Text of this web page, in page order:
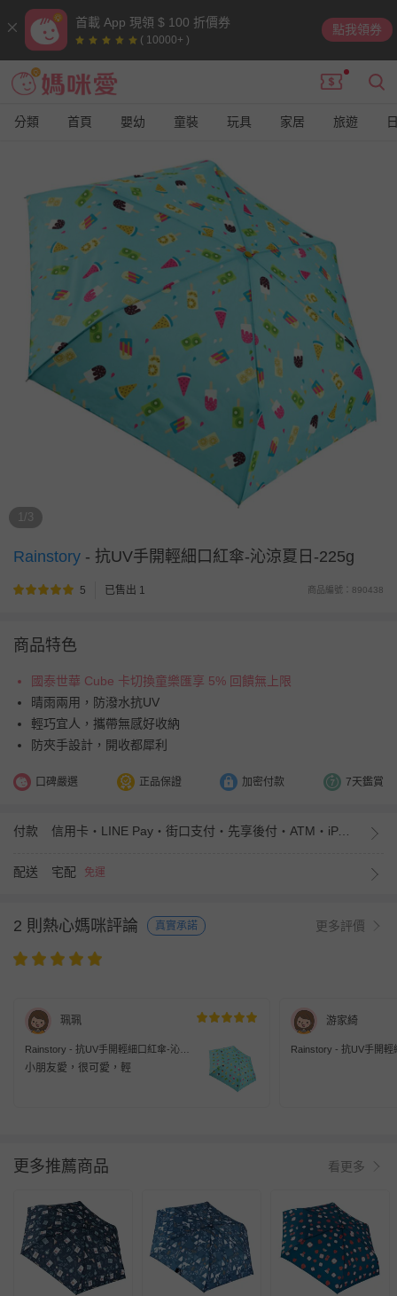
首載 App 現領 $ 100 折價券
( 10000+ )
點我領券
分類 首頁 嬰幼 童裝 玩具 家居 旅遊
1/3
Rainstory - 抗UV手開輕細口紅傘-沁涼夏日-225g
5 已售出 1 商品編號：890438
商品特色
國泰世華 Cube 卡切換童樂匯享 5% 回饋無上限
晴雨兩用，防潑水抗UV
輕巧宜人，攜帶無感好收納
防夾手設計，開收都犀利
口碑嚴選 正品保證 加密付款 7天鑑賞
付款 信用卡・LINE Pay・街口支付・先享後付・ATM・iPASS MONEY
配送 宅配 免運
2 則熱心媽咪評論 真實承諾 更多評價
珮珮
Rainstory - 抗UV手開輕細口紅傘-沁涼
夏日-225g
小朋友愛，很可愛，輕
游家綺
Rainstory - 抗UV手開輕
更多推薦商品 看更多